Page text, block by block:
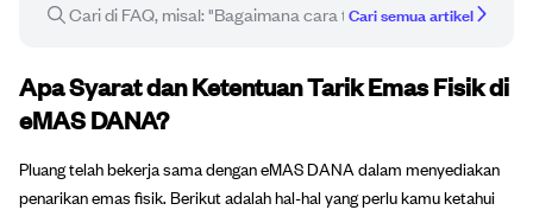
Cari semua artikel
Artikel FAQ
Apa Syarat dan Ketentuan Tarik Emas Fisik di
eMAS DANA?
Pluang telah bekerja sama dengan eMAS DANA dalam menyediakan
penarikan emas fisik. Berikut adalah hal-hal yang perlu kamu ketahui